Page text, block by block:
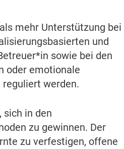
mehr Unterstützung bei
und
sowie bei den
oder emotionale
werden.
sich in den
zu gewinnen. Der
zu verfestigen, offene